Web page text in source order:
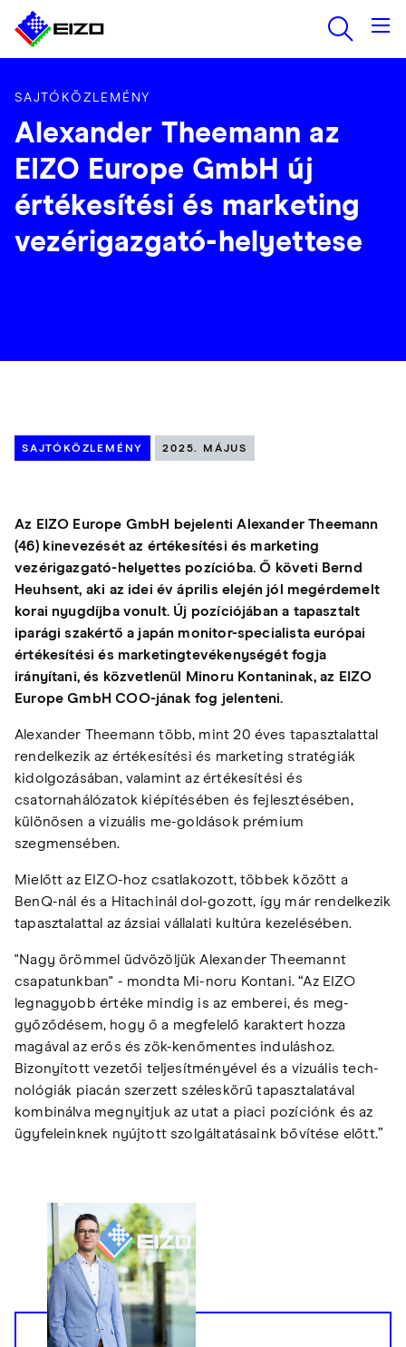
SAJTÓKÖZLEMÉNY
Alexander Theemann az
EIZO Europe GmbH új
értékesítési és marketing
vezérigazgató-helyettese
SAJTÓKÖZLEMÉNY 2025. MÁJUS
Az EIZO Europe GmbH bejelenti Alexander Theemann
(46) kinevezését az értékesítési és marketing
vezérigazgató-helyettes pozícióba. Ő követi Bernd
Heuhsent, aki az idei év április elején jól megérdemelt
korai nyugdíjba vonult. Új pozíciójában a tapasztalt
iparági szakértő a japán monitor-specialista európai
értékesítési és marketingtevékenységét fogja
irányítani, és közvetlenül Minoru Kontaninak, az EIZO
Europe GmbH COO-jának fog jelenteni.
Alexander Theemann több, mint 20 éves tapasztalattal
rendelkezik az értékesítési és marketing stratégiák
kidolgozásában, valamint az értékesítési és
csatornahálózatok kiépítésében és fejlesztésében,
különösen a vizuális me-goldások prémium
szegmensében.
Mielőtt az EIZO-hoz csatlakozott, többek között a
BenQ-nál és a Hitachinál dol-gozott, így már rendelkezik
tapasztalattal az ázsiai vállalati kultúra kezelésében.
"Nagy örömmel üdvözöljük Alexander Theemannt
csapatunkban" - mondta Mi-noru Kontani. “Az EIZO
legnagyobb értéke mindig is az emberei, és meg-
győződésem, hogy ő a megfelelő karaktert hozza
magával az erős és zök-kenőmentes induláshoz.
Bizonyított vezetői teljesítményével és a vizuális tech-
nológiák piacán szerzett széleskörű tapasztalatával
kombinálva megnyitjuk az utat a piaci pozíciónk és az
ügyfeleinknek nyújtott szolgáltatásaink bővítése előtt.”